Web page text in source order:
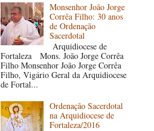
Monsenhor João Jorge
Corrêa Filho: 30 anos
de Ordenação
Sacerdotal
Arquidiocese de
Fortaleza Mons. João Jorge Corrêa
Filho Monsenhor João Jorge Corrêa
Filho, Vigário Geral da Arquidiocese
de Fortal...
Ordenação Sacerdotal
na Arquidiocese de
Fortaleza/2016